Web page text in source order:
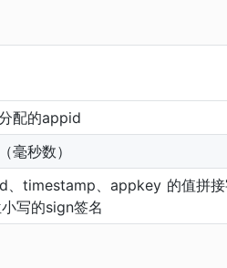
配的appid
毫秒数）
、timestamp、appkey 的值拼
写的sign签名